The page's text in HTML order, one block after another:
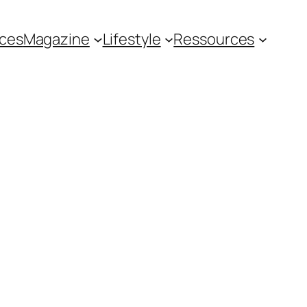
Magazine Lifestyle Ressources